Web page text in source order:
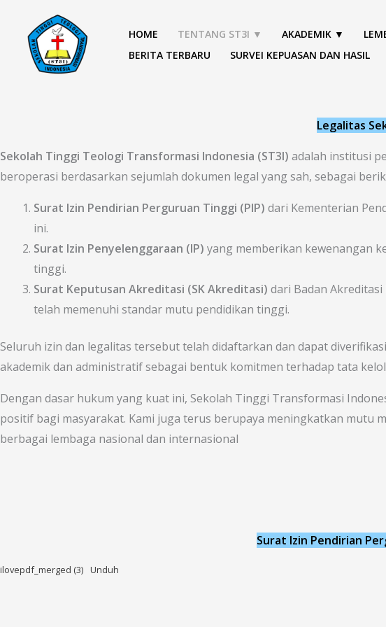
konten
HOME TENTANG ST3I ▼ AKADEMIK ▼
BERITA TERBARU
SURVEI KEPUASAN DAN HASIL
Legalitas
Sekolah Tinggi Teologi Transformasi Indonesia (ST3I) adalah institusi
beroperasi berdasarkan sejumlah dokumen legal yang sah, sebagai
Surat Izin Pendirian Perguruan Tinggi (PIP) dari Kementerian
ini.
Surat Izin Penyelenggaraan (IP) yang memberikan kewenangan
tinggi.
Surat Keputusan Akreditasi (SK Akreditasi) dari Badan
telah memenuhi standar mutu pendidikan tinggi.
Seluruh izin dan legalitas tersebut telah didaftarkan dan dapat
akademik dan administratif sebagai bentuk komitmen terhadap tata
Dengan dasar hukum yang kuat ini, Sekolah Tinggi Transformasi
positif bagi masyarakat. Kami juga terus berupaya meningkatkan mutu
berbagai lembaga nasional dan internasional
Surat Izin Pendirian
ilovepdf_merged (3) Unduh